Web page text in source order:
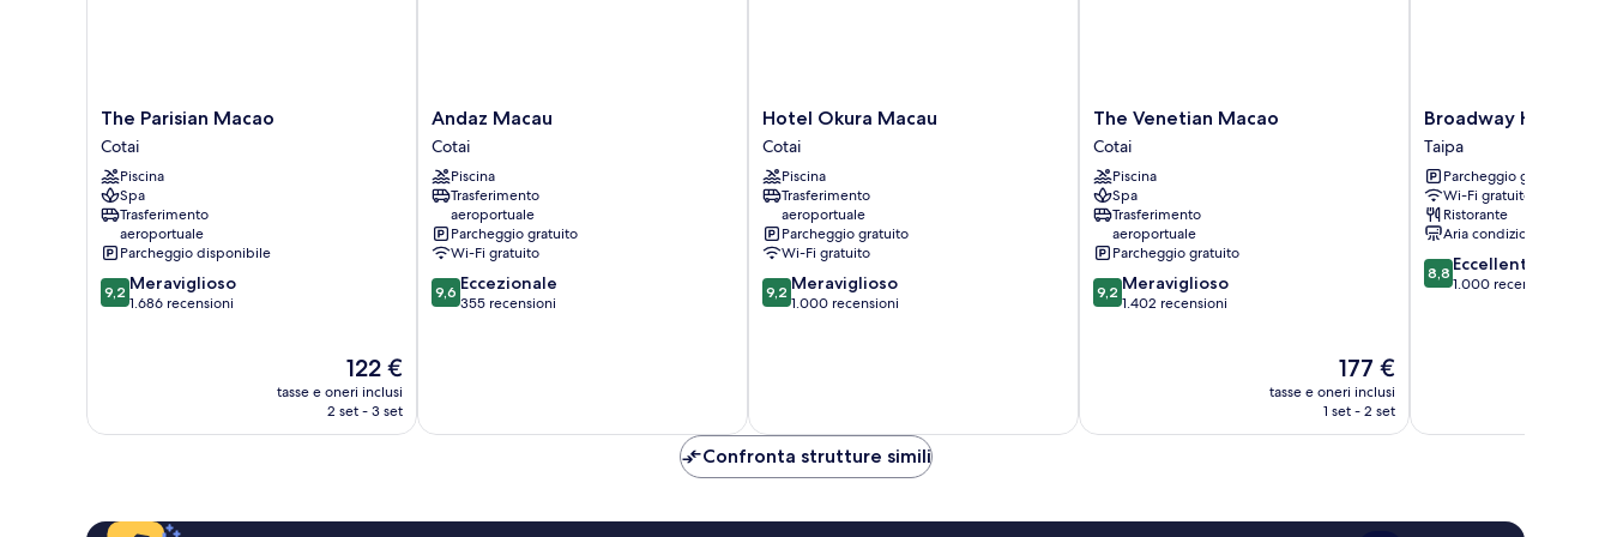
The
Parisian
Macao
Cotai
The Parisian Macao
Cotai
Piscina
Spa
Trasferimento
aeroportuale
Parcheggio disponibile
9.2
su
9,2 Meraviglioso
1.686 recensioni
Il
prezzo
attuale
122 €
tasse e oneri inclusi
2 set - 3 set
Andaz
Macau
Cotai
Andaz Macau
Cotai
Piscina
Trasferimento
aeroportuale
Parcheggio gratuito
Wi-Fi gratuito
9.6
su
9,6 Eccezionale
355 recensioni
Hotel
Okura
Macau
Cotai
Hotel Okura Macau
Cotai
Piscina
Trasferimento
aeroportuale
Parcheggio gratuito
Wi-Fi gratuito
9.2
su
9,2 Meraviglioso
1.000 recensioni
The
Venetian
Macao
Cotai
The Venetian Macao
Cotai
Piscina
Spa
Trasferimento
aeroportuale
Parcheggio gratuito
9.2
su
9,2 Meraviglioso
1.402 recensioni
Il
prezzo
attuale
177 €
tasse e oneri inclusi
1 set - 2 set
Broadway
Hotel
Taipa
Broadway Hotel
Taipa
Parcheggio gratuito
Wi-Fi gratuito
Ristorante
Aria condizionata
8.8
su
8,8 Eccellente
1.000 recensioni
Confronta strutture simili